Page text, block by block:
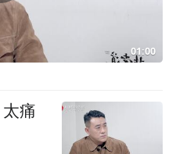
01:00
痛